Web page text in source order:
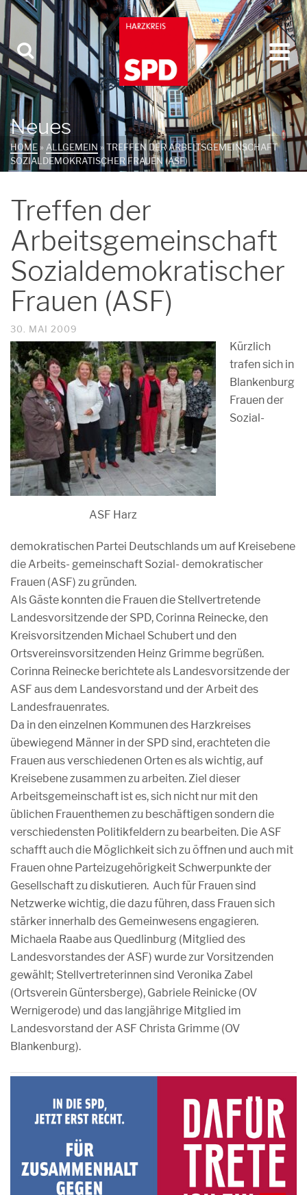
Neues
HOME» ALLGEMEIN » TREFFEN DER ARBEITSGEMEINSCHAFT
SOZIALDEMOKRATISCHER FRAUEN (ASF)
Treffen der
Arbeitsgemeinschaft
Sozialdemokratischer
Frauen (ASF)
30. MAI 2009
ASF Harz
Kürzlich
trafen sich in
Blankenburg
Frauen der
Sozial-
demokratischen Partei Deutschlands um auf Kreisebene
die Arbeits- gemeinschaft Sozial- demokratischer
Frauen (ASF) zu gründen.
Als Gäste konnten die Frauen die Stellvertretende
Landesvorsitzende der SPD, Corinna Reinecke, den
Kreisvorsitzenden Michael Schubert und den
Ortsvereinsvorsitzenden Heinz Grimme begrüßen.
Corinna Reinecke berichtete als Landesvorsitzende der
ASF aus dem Landesvorstand und der Arbeit des
Landesfrauenrates.
Da in den einzelnen Kommunen des Harzkreises
übewiegend Männer in der SPD sind, erachteten die
Frauen aus verschiedenen Orten es als wichtig, auf
Kreisebene zusammen zu arbeiten. Ziel dieser
Arbeitsgemeinschaft ist es, sich nicht nur mit den
üblichen Frauenthemen zu beschäftigen sondern die
verschiedensten Politikfeldern zu bearbeiten. Die ASF
schafft auch die Möglichkeit sich zu öffnen und auch mit
Frauen ohne Parteizugehörigkeit Schwerpunkte der
Gesellschaft zu diskutieren. Auch für Frauen sind
Netzwerke wichtig, die dazu führen, dass Frauen sich
stärker innerhalb des Gemeinwesens engagieren.
Michaela Raabe aus Quedlinburg (Mitglied des
Landesvorstandes der ASF) wurde zur Vorsitzenden
gewählt; Stellvertreterinnen sind Veronika Zabel
(Ortsverein Güntersberge), Gabriele Reinicke (OV
Wernigerode) und das langjährige Mitglied im
Landesvorstand der ASF Christa Grimme (OV
Blankenburg).